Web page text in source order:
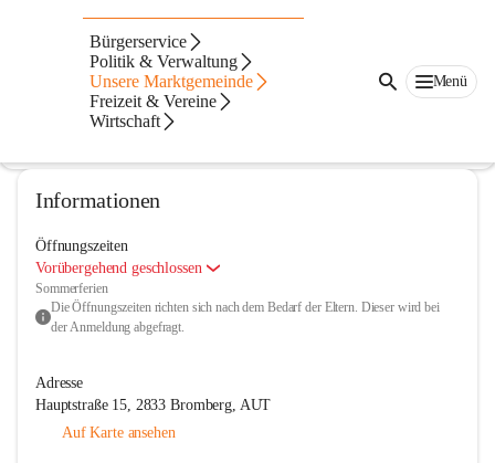
Bürgerservice
Politik & Verwaltung
Unsere Marktgemeinde
Freizeit & Vereine
Wirtschaft
Menü
Tagesbetreuung Bromberg
@tagesbetreuung-bromberg
Kinderbetreuung
In CITIES öffnen
Informationen
Öffnungszeiten
Vorübergehend geschlossen
Sommerferien
Die Öffnungszeiten richten sich nach dem Bedarf der Eltern. Dieser wird bei
der Anmeldung abgefragt.
Adresse
Hauptstraße 15, 2833 Bromberg, AUT
Auf Karte ansehen